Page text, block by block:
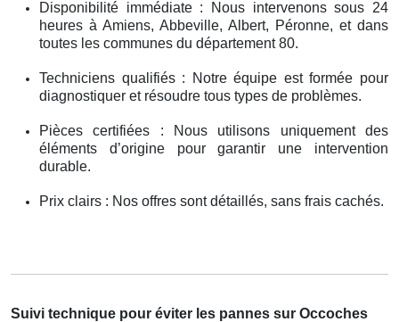
Disponibilité immédiate : Nous intervenons sous 24
heures à Amiens, Abbeville, Albert, Péronne, et dans
toutes les communes du département 80.
Techniciens qualifiés : Notre équipe est formée pour
diagnostiquer et résoudre tous types de problèmes.
Pièces certifiées : Nous utilisons uniquement des
éléments d’origine pour garantir une intervention
durable.
Prix clairs : Nos offres sont détaillés, sans frais cachés.
Suivi technique pour éviter les pannes sur Occoches